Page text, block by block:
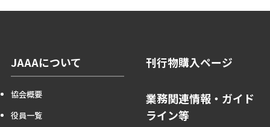
JAAAについて
協会概要
役員一覧
刊行物購入ページ
業務関連情報・ガイド
ライン等